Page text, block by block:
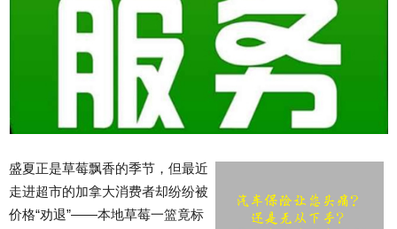
盛夏正是草莓飘香的季节，但最近
走进超市的加拿大消费者却纷纷被
价格“劝退”——本地草莓一篮竟标